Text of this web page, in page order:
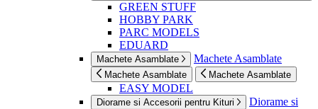
GREEN STUFF
HOBBY PARK
PARC MODELS
EDUARD
Machete Asamblate Machete Asamblate
Machete Asamblate Machete Asamblate
EASY MODEL
Diorame si Accesorii pentru Kituri
Diorame si